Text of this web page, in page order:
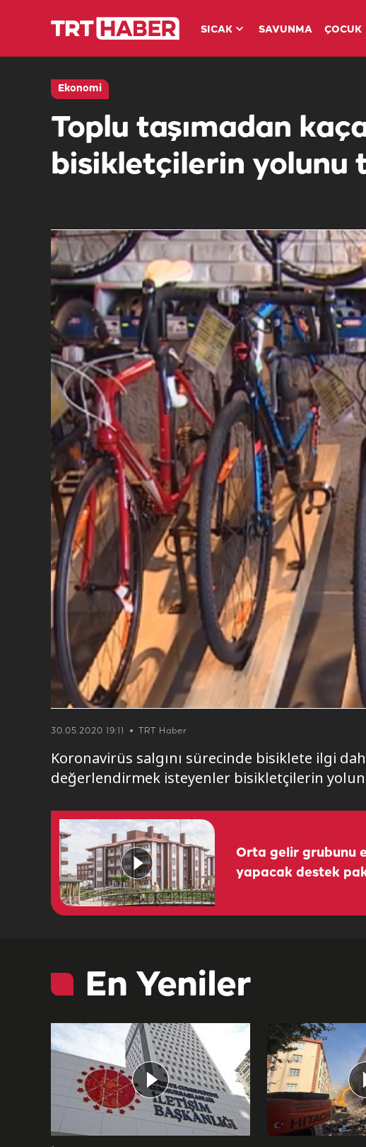
SICAK SAVUNMA ÇOCUK
Ekonomi
Toplu taşımadan
bisikletçilerin yolunu
30.05.2020 19:11 TRT Haber
Koronavirüs salgını sürecinde bisiklete ilgi
değerlendirmek isteyenler bisikletçilerin
Orta gelir grubunu
yapacak destek
En Yeniler